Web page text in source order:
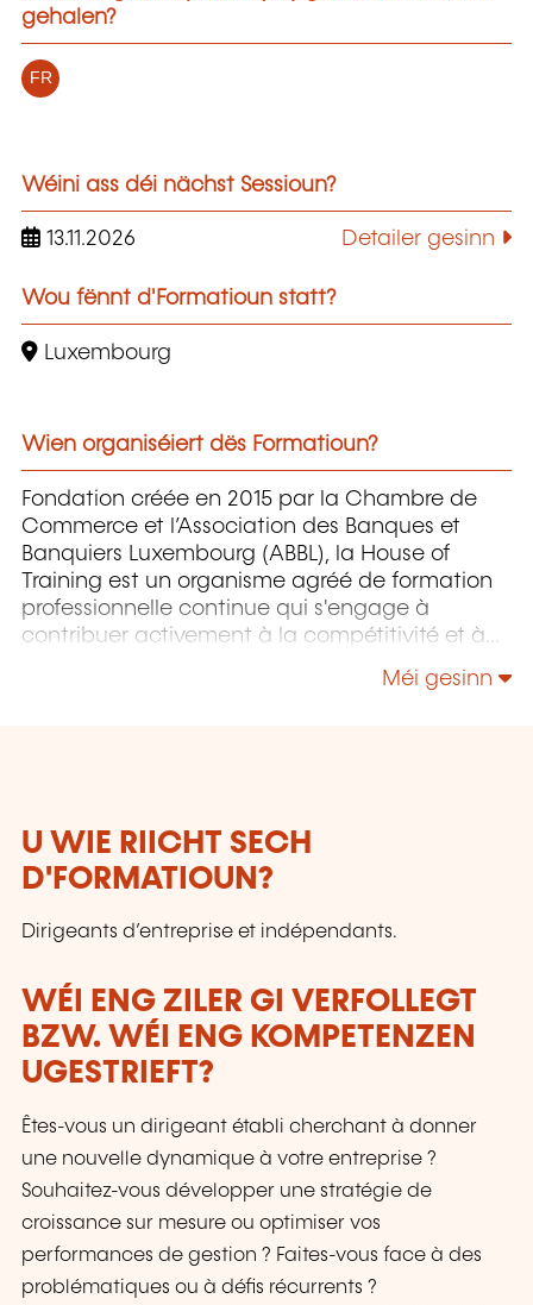
gehalen?
FR
Wéini ass déi nächst Sessioun?
13.11.2026 Detailer gesinn
Wou fënnt d'Formatioun statt?
Luxembourg
Wien organiséiert dës Formatioun?
Fondation créée en 2015 par la Chambre de
Commerce et l’Association des Banques et
Banquiers Luxembourg (ABBL), la House of
Training est un organisme agréé de formation
professionnelle continue qui s'engage à
contribuer activement à la compétitivité et à
l'attractivité du Luxembourg en développant
les compétences de ceux qui font vivre son
Méi gesinn
U WIE RIICHT SECH
D'FORMATIOUN?
Dirigeants d’entreprise et indépendants.
WÉI ENG ZILER GI VERFOLLEGT
BZW. WÉI ENG KOMPETENZEN
UGESTRIEFT?
Êtes-vous un dirigeant établi cherchant à donner
une nouvelle dynamique à votre entreprise ?
Souhaitez-vous développer une stratégie de
croissance sur mesure ou optimiser vos
performances de gestion ? Faites-vous face à des
problématiques ou à défis récurrents ?